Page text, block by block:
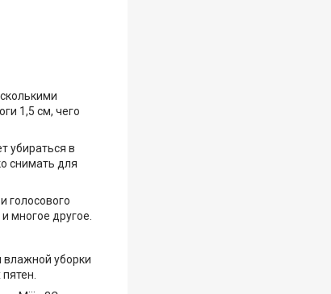
1,5 см, чего
убираться в
снимать для
голосового
многое другое.
уборки